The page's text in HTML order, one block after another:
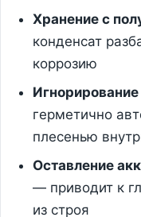
Хранение с
конденсат
коррозию
герметично
плесенью
Оставление
— приводит к
из строя